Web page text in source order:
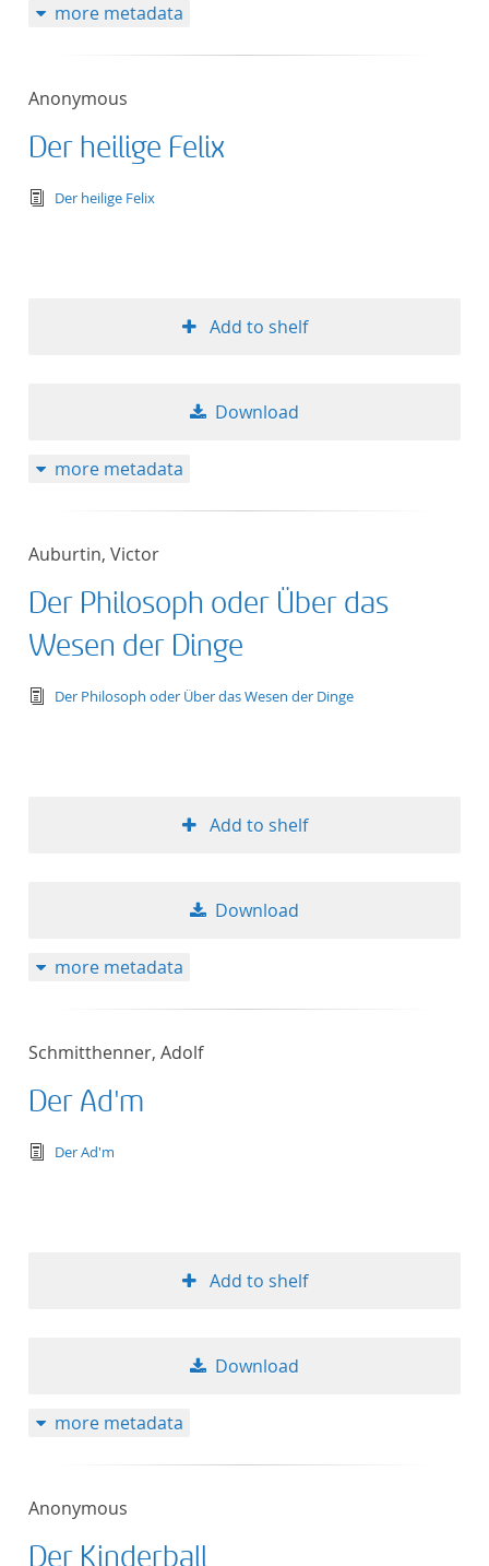
more metadata
Anonymous
Der heilige Felix
text/tg.edition+tg.aggregation+xml
Der heilige Felix
Add to shelf
Download
more metadata
Auburtin, Victor
Der Philosoph oder Über das
Wesen der Dinge
text/tg.edition+tg.aggregation+xml
Der Philosoph oder Über das Wesen der Dinge
Add to shelf
Download
more metadata
Schmitthenner, Adolf
Der Ad'm
text/tg.edition+tg.aggregation+xml
Der Ad'm
Add to shelf
Download
more metadata
Anonymous
Der Kinderball